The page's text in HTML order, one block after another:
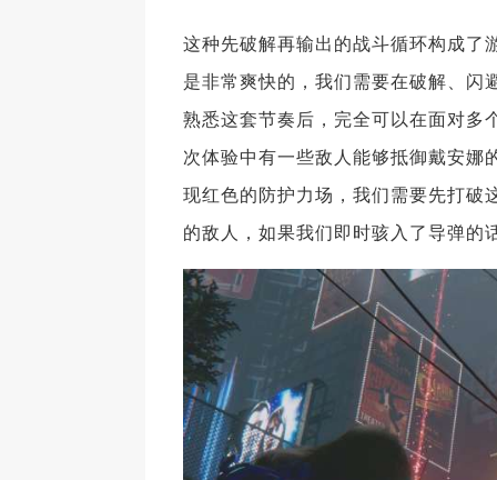
这种先破解再输出的战斗循环构成了
是非常爽快的，我们需要在破解、闪
熟悉这套节奏后，完全可以在面对多
次体验中有一些敌人能够抵御戴安娜
现红色的防护力场，我们需要先打破
的敌人，如果我们即时骇入了导弹的